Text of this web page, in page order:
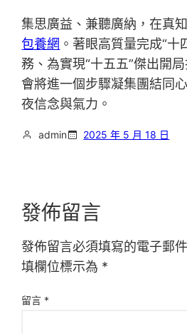
集思廣益、兼聽廣納，在真
包養網 。著眼高質量完成“十
務、為實現“十五五”傑出開
會將進一個步驟凝集團結同
夜信念與氣力。
admin 2025 年 5 月 18 日
發佈留言
發佈留言必須填寫的電子郵
填欄位標示為 *
留言 *